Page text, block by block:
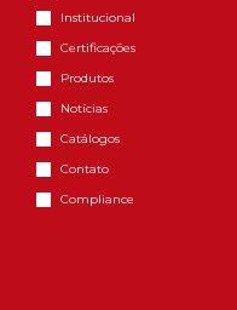
Institucional
Certificações
Produtos
Notícias
Catálogos
Contato
Compliance